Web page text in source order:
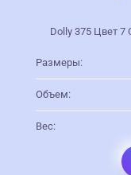
Dolly 375 Цвет
Размеры:
Объем:
Вес: